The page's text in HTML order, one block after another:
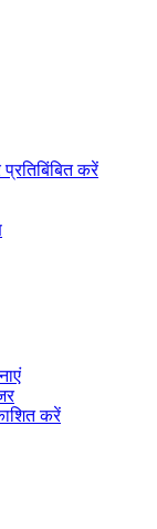
करें
करें